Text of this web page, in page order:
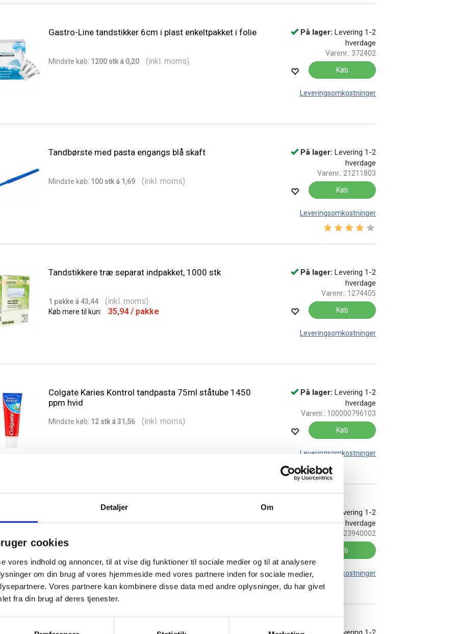
Detaljer Om
cookies
vores indhold og annoncer, til at vise dig funktioner til sociale medier og til at analysere
om din brug af vores hjemmeside med vores partnere inden for sociale medier,
Vores partnere kan kombinere disse data med andre oplysninger, du har givet
fra din brug af deres tjenester.
Gastro-Line tandstikker 6cm i plast enkeltpakket i folie
Mindste køb: 1200 stk á 0,20 (inkl. moms)
På lager: Levering 1-2
hverdage
Varenr.: 372402
Køb
Leveringsomkostninger
Tandbørste med pasta engangs blå skaft
Mindste køb: 100 stk á 1,69 (inkl. moms)
På lager: Levering 1-2
hverdage
Varenr.: 21211803
Køb
Leveringsomkostninger
Vurdering:
Tandstikkere træ separat indpakket, 1000 stk
1 pakke á 43,44 (inkl. moms)
På lager: Levering 1-2
hverdage
Varenr.: 1274405
Køb mere til kun: 35,94/ pakke Køb
Leveringsomkostninger
Colgate Karies Kontrol tandpasta 75ml ståtube 1450
ppm hvid
Mindste køb: 12 stk á 31,56 (inkl. moms)
På lager: Levering 1-2
hverdage
Varenr.: 100000796103
Køb
Leveringsomkostninger
Tandstikker af birketræ enkeltpakket trekantede
Trekantede tandstikker for bedre tandpleje.
Mindste
Levering 1-2
hverdage
23940002
Køb
Leveringsomkostninger